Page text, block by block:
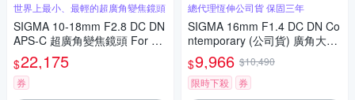
世界上最小、最輕的超廣角變焦鏡頭
SIGMA 10-18mm F2.8 DC DN
APS-C 超廣角變焦鏡頭 For Fuj
ifilm X-mount (公司貨)
$22,175
券
總代理恆伸公司貨 保固三年
SIGMA 16mm F1.4 DC DN Co
ntemporary (公司貨) 廣角大光
圈定焦鏡 人像鏡 APS-C 無反微
單眼專用鏡頭
$9,966 $10,490
限時下殺
券